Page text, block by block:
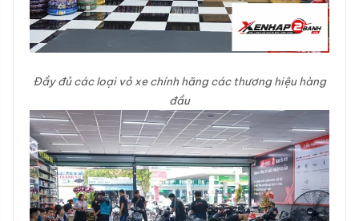
Đầy đủ các loại vỏ xe chính hãng các thương hiệu hàng
đầu